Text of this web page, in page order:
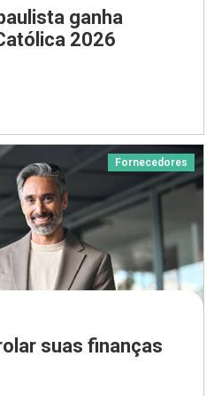
ganha
2026
Fornecedores
suas finanças